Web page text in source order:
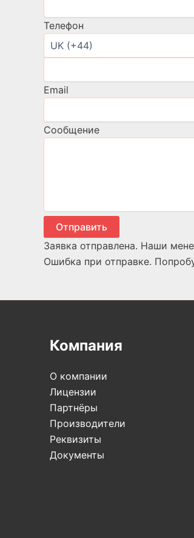
Телефон
Email
Сообщение
Отправить
Заявка отправлена. Наши
Ошибка при отправке.
Компания
О компании
Лицензии
Партнёры
Производители
Реквизиты
Документы